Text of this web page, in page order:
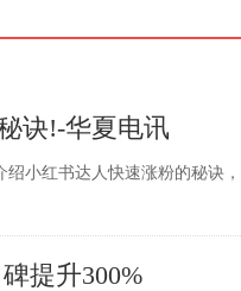
诀!-华夏电讯
小红书达人快速涨粉的秘诀
提升300%